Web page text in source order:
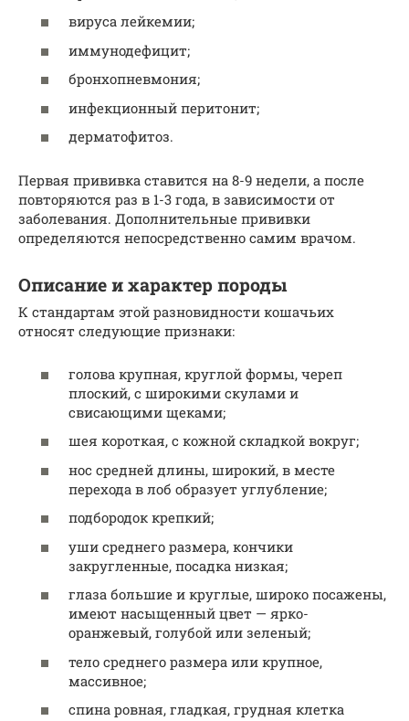
вируса лейкемии;
иммунодефицит;
бронхопневмония;
инфекционный перитонит;
дерматофитоз.
Первая прививка ставится на 8-9 недели, а после
повторяются раз в 1-3 года, в зависимости от
заболевания. Дополнительные прививки
определяются непосредственно самим врачом.
Описание и характер породы
К стандартам этой разновидности кошачьих
относят следующие признаки:
голова крупная, круглой формы, череп
плоский, с широкими скулами и
свисающими щеками;
шея короткая, с кожной складкой вокруг;
нос средней длины, широкий, в месте
перехода в лоб образует углубление;
подбородок крепкий;
уши среднего размера, кончики
закругленные, посадка низкая;
глаза большие и круглые, широко посажены,
имеют насыщенный цвет — ярко-
оранжевый, голубой или зеленый;
тело среднего размера или крупное,
массивное;
спина ровная, гладкая, грудная клетка